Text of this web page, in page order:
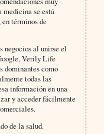
se está
términos de
negocios al unirse el
Verily Life
dominantes como
todas las
información en una
y acceder fácilmente
de la salud.